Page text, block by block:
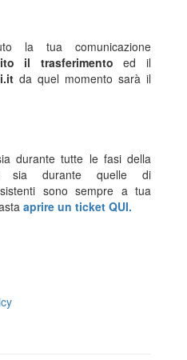
la tua comunicazione
il trasferimento ed il
da quel momento sarà il
durante tutte le fasi della
sia durante quelle di
sono sempre a tua
aprire un ticket QUI.